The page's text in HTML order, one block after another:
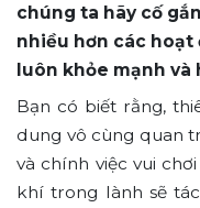
chúng ta hãy cố
nhiều hơn các
luôn khỏe mạnh và
Bạn có biết rằng,
dung vô cùng quan
và chính việc vui
khí trong lành sẽ